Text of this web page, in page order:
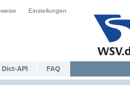
Einstellungen
Dict-API FAQ